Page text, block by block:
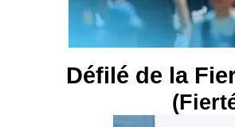
Défilé de la